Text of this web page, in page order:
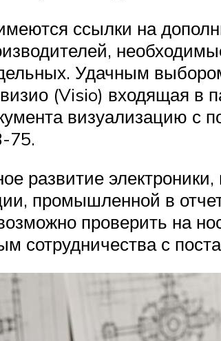
ссылки на
Удачным
(Visio) входящая в
визуализацию с
75.
развитие
промышленной в
проверить на
сотрудничества с